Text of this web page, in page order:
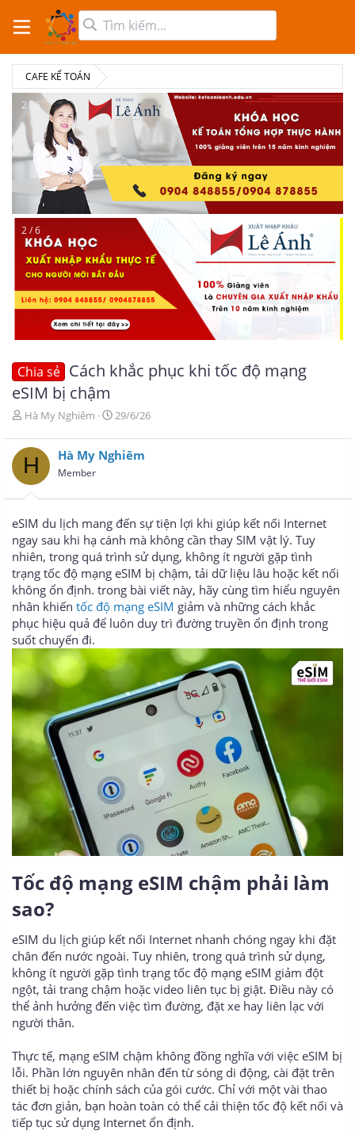
CAFE KẾ TOÁN
2 / 6
2 / 6
Chia sẻ Cách khắc phục khi tốc độ mạng
eSIM bị chậm
T
r
e
a
d
s
a
r
t
e
r
Hà My Nghiêm
N
à
y
i
29/6/26
H Hà My Nghiêm
Member
eSIM du lịch mang đến sự tiện lợi khi giúp kết nối Internet
ngay sau khi hạ cánh mà không cần thay SIM vật lý. Tuy
nhiên, trong quá trình sử dụng, không ít người gặp tình
trạng tốc độ mạng eSIM bị chậm, tải dữ liệu lâu hoặc kết nối
không ổn định. trong bài viết này, hãy cùng tìm hiểu nguyên
nhân khiến tốc độ mạng eSIM giảm và những cách khắc
phục hiệu quả để luôn duy trì đường truyền ổn định trong
suốt chuyến đi.
Tốc độ mạng eSIM chậm phải làm
sao?​
eSIM du lịch giúp kết nối Internet nhanh chóng ngay khi đặt
chân đến nước ngoài. Tuy nhiên, trong quá trình sử dụng,
không ít người gặp tình trạng tốc độ mạng eSIM giảm đột
ngột, tải trang chậm hoặc video liên tục bị giật. Điều này có
thể ảnh hưởng đến việc tìm đường, đặt xe hay liên lạc với
người thân.
Thực tế, mạng eSIM chậm không đồng nghĩa với việc eSIM bị
lỗi. Phần lớn nguyên nhân đến từ sóng di động, cài đặt trên
thiết bị hoặc chính sách của gói cước. Chỉ với một vài thao
tác đơn giản, bạn hoàn toàn có thể cải thiện tốc độ kết nối và
tiếp tục sử dụng Internet ổn định.